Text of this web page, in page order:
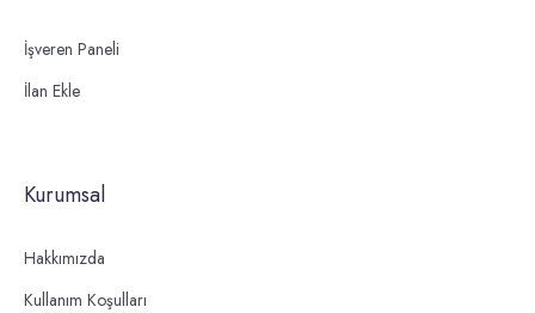
İşveren Paneli
İlan Ekle
Kurumsal
Hakkımızda
Kullanım Koşulları